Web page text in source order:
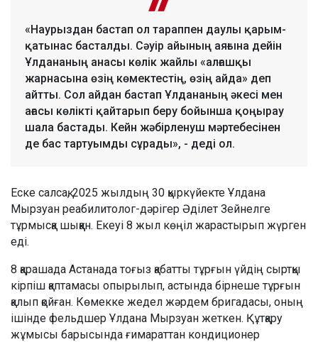
«Наурыздан бастап ол тараппен даулы қарым-
қатынас басталды. Сәуір айының аяғына дейін
Ұлдананың анасы көлік жайлы «алғашқы
жарнасына өзің көмектестің, өзің айда» деп
айтты. Сол айдан бастап Ұлдананың әкесі мен
ағасы көлікті қайтарып беру бойынша қоңырау
шала бастады. Кейн жәбірленуш мәртебесінен
де бас тартуымды сұрады», - деді ол.
Еске салсақ, 2025 жылдың 30 қыркүйекте Ұлдана
Мырзуан реабилитолог-дәрігер Әділет Зейнелге
тұрмысқа шыққан. Екеуі 8 жыл көңіл жарастырып жүрген
еді.
8 қарашада Астанада тоғыз қабатты тұрғын үйдің сыртқы
кірпіш қаптамасы опырылып, астында бірнеше тұрғын
қалып қойған. Көмекке жедел жәрдем бригадасы, оның
ішінде фельдшер Ұлдана Мырзуан жеткен. Құтқару
жұмысы барысында ғимараттан кондиционер